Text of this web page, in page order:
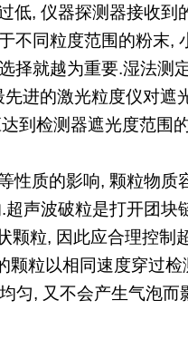
低, 仪器探测器接收到
不同粒度范围的粉末,
择就越为重要.湿法测
进的激光粒度仪对遮
到检测器遮光度范围
性质的影响, 颗粒物质
声波破粒是打开团块
粒, 因此应合理控制
粒以相同速度穿过检
匀, 又不会产生气泡而